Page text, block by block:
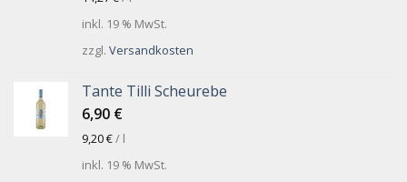
inkl. 19 % MwSt.
zzgl. Versandkosten
Tante Tilli Scheurebe
6,90 €
9,20€/ l
inkl. 19 % MwSt.